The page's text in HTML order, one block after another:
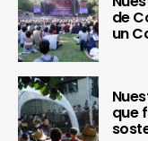
de
un
que